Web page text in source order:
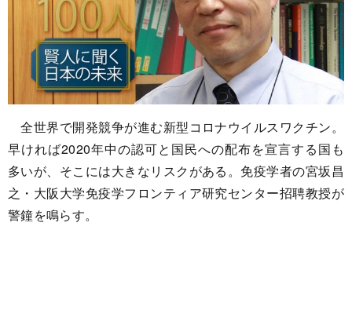
全世界で開発競争が進む新型コロナウイルスワクチン。
早ければ2020年中の認可と国民への配布を宣言する国も
多いが、そこには大きなリスクがある。免疫学者の宮坂昌
之・大阪大学免疫学フロンティア研究センター招聘教授が
警鐘を鳴らす。